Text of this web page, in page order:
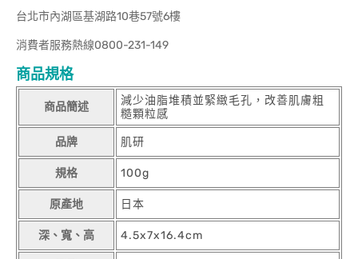
台北市內湖區基湖路10巷57號6樓
消費者服務熱線0800-231-149
商品規格
商品簡述
減少油脂堆積並緊緻毛孔，改善肌膚粗
糙顆粒感
品牌 肌研
規格 100g
原產地 日本
深、寬、高 4.5x7x16.4cm